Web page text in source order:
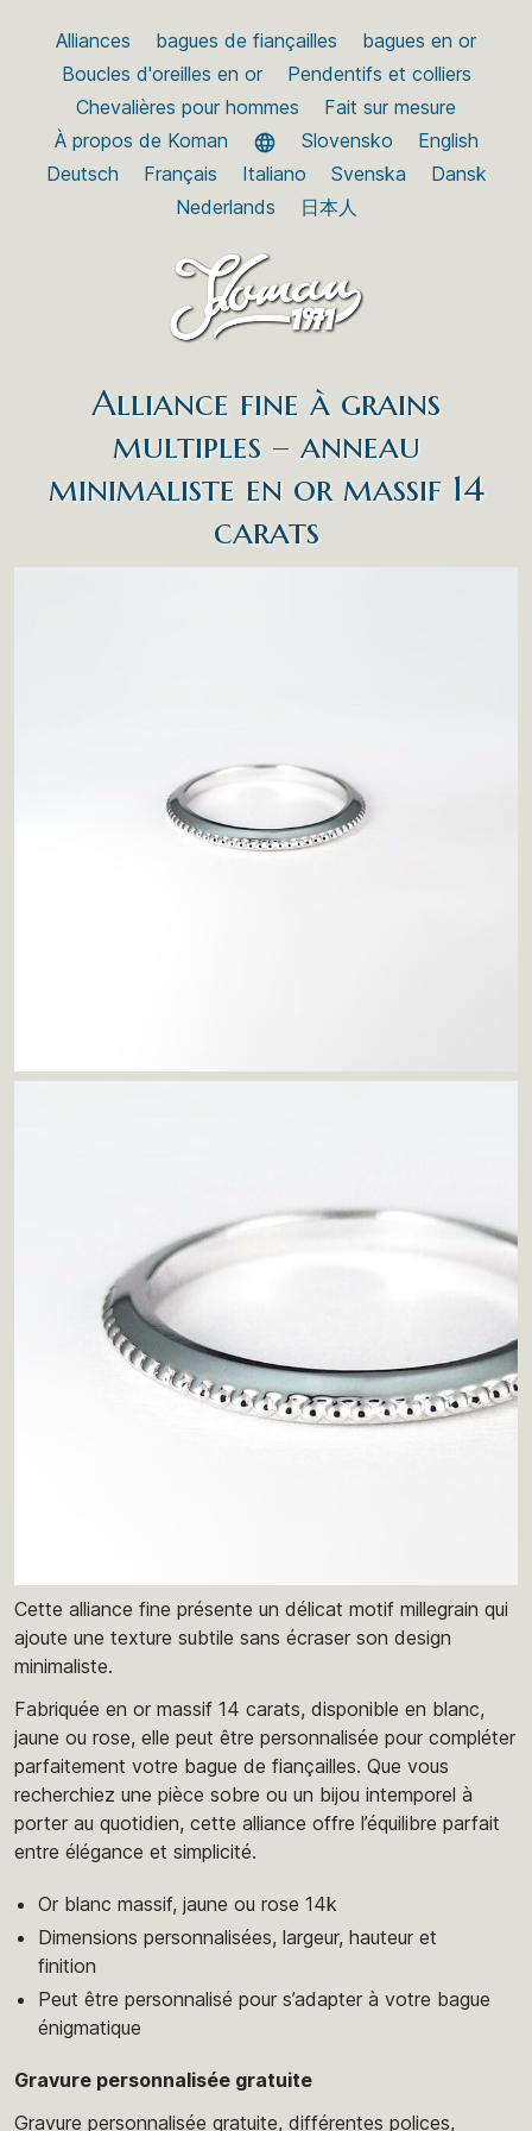
Alliances bagues de fiançailles
bagues en or
Boucles d'oreilles en or
Pendentifs et colliers
Chevalières pour hommes
Fait sur mesure
À propos de Koman
Slovensko
English
Deutsch
Français Italiano Svenska
Dansk
Nederlands
日本人
Alliance fine à grains
multiples – anneau
minimaliste en or massif 14
carats
Cette alliance fine présente un délicat motif millegrain qui
ajoute une texture subtile sans écraser son design
minimaliste.
Fabriquée en or massif 14 carats, disponible en blanc,
jaune ou rose, elle peut être personnalisée pour compléter
parfaitement votre bague de fiançailles. Que vous
recherchiez une pièce sobre ou un bijou intemporel à
porter au quotidien, cette alliance offre l’équilibre parfait
entre élégance et simplicité.
Or blanc massif, jaune ou rose 14k
Dimensions personnalisées, largeur, hauteur et
finition
Peut être personnalisé pour s’adapter à votre bague
énigmatique
Gravure personnalisée gratuite
Gravure personnalisée gratuite, différentes polices,